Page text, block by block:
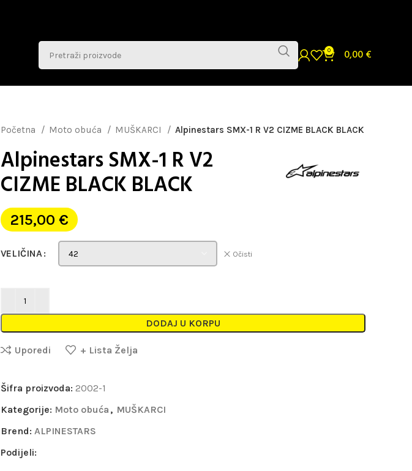
0 0,00€
Početna Moto obuća MUŠKARCI Alpinestars SMX-1 R V2 CIZME BLACK BLACK
Alpinestars SMX-1 R V2
CIZME BLACK BLACK
215,00 €
VELIČINA Očisti
DODAJ U KORPU
Uporedi + Lista Želja
Šifra proizvoda: 2002-1
Kategorije: Moto obuća , MUŠKARCI
Brend: ALPINESTARS
Podijeli: